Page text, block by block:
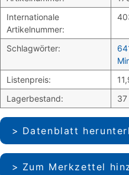
Internationale
Artikelnummer:
Schlagwörter:
Listenpreis:
Lagerbestand:
Datenblatt
Zum Merkzettel